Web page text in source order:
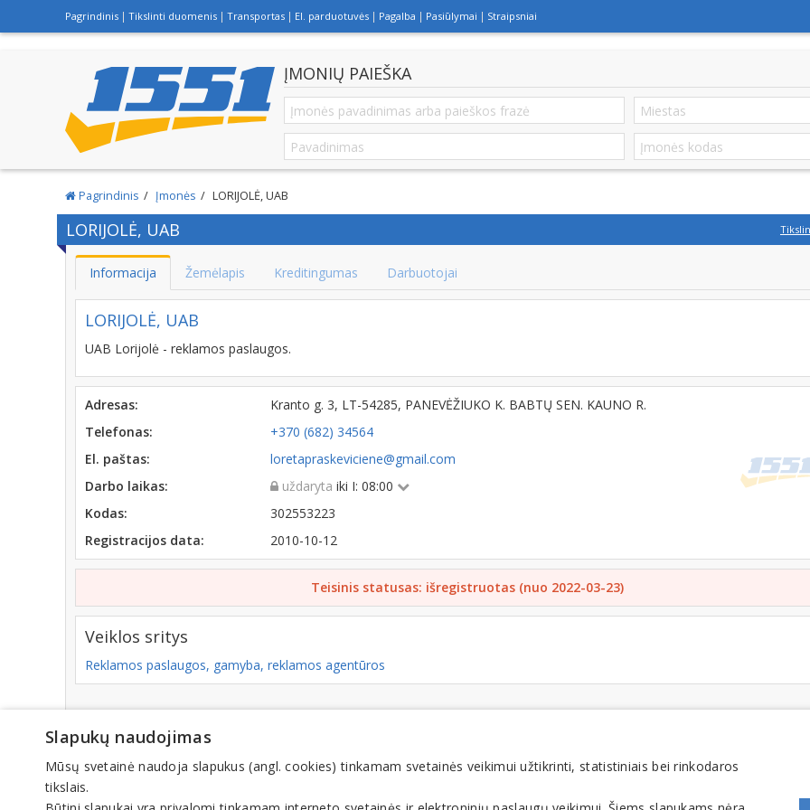
Pagrindinis Tikslinti duomenis Transportas El. parduotuvės Pagalba Pasiūlymai Straipsniai
ĮMONIŲ PAIEŠKA
Pagrindinis Įmonės LORIJOLĖ, UAB
LORIJOLĖ, UAB
Informacija Žemėlapis Kreditingumas Darbuotojai
LORIJOLĖ, UAB
UAB Lorijolė - reklamos paslaugos.
Adresas:
Kranto g. 3, LT-54285, PANEVĖŽIUKO K. BABTŲ SEN. KAUNO R.
Telefonas:
+370 (682) 34564
El. paštas:
loretapraskeviciene@gmail.com
Darbo laikas:
uždaryta iki I: 08:00
Kodas:
302553223
Registracijos data:
2010-10-12
Teisinis statusas: išregistruotas (nuo 2022-03-23)
Veiklos sritys
Reklamos paslaugos, gamyba, reklamos agentūros
Slapukų naudojimas
Mūsų svetainė naudoja slapukus (angl. cookies) tinkamam svetainės veikimui užtikrinti, statistiniais bei rinkodaros
tikslais.